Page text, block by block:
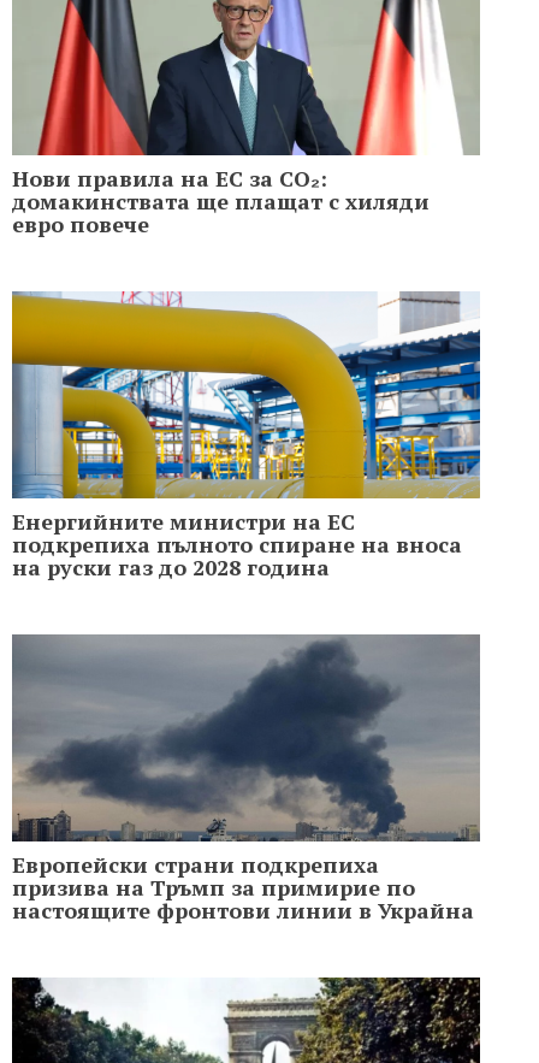
Нови правила на ЕС за CO₂:
домакинствата ще плащат с хиляди
евро повече
Енергийните министри на ЕС
подкрепиха пълното спиране на вноса
на руски газ до 2028 година
Европейски страни подкрепиха
призива на Тръмп за примирие по
настоящите фронтови линии в Украйна